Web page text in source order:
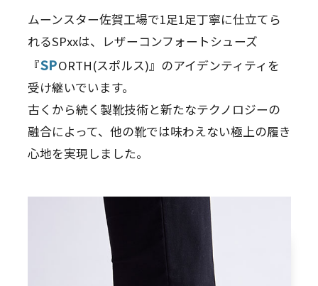
ムーンスター佐賀工場で1足1足丁寧に仕立てら
れるSPxxは、
レザーコンフォートシューズ
『SPORTH(スポルス)』のアイデンティティを
受け継いでいます。
古くから続く製靴技術と新たなテクノロジーの
融合によって、 他の靴では味わえない極上の履き
心地を実現しました。